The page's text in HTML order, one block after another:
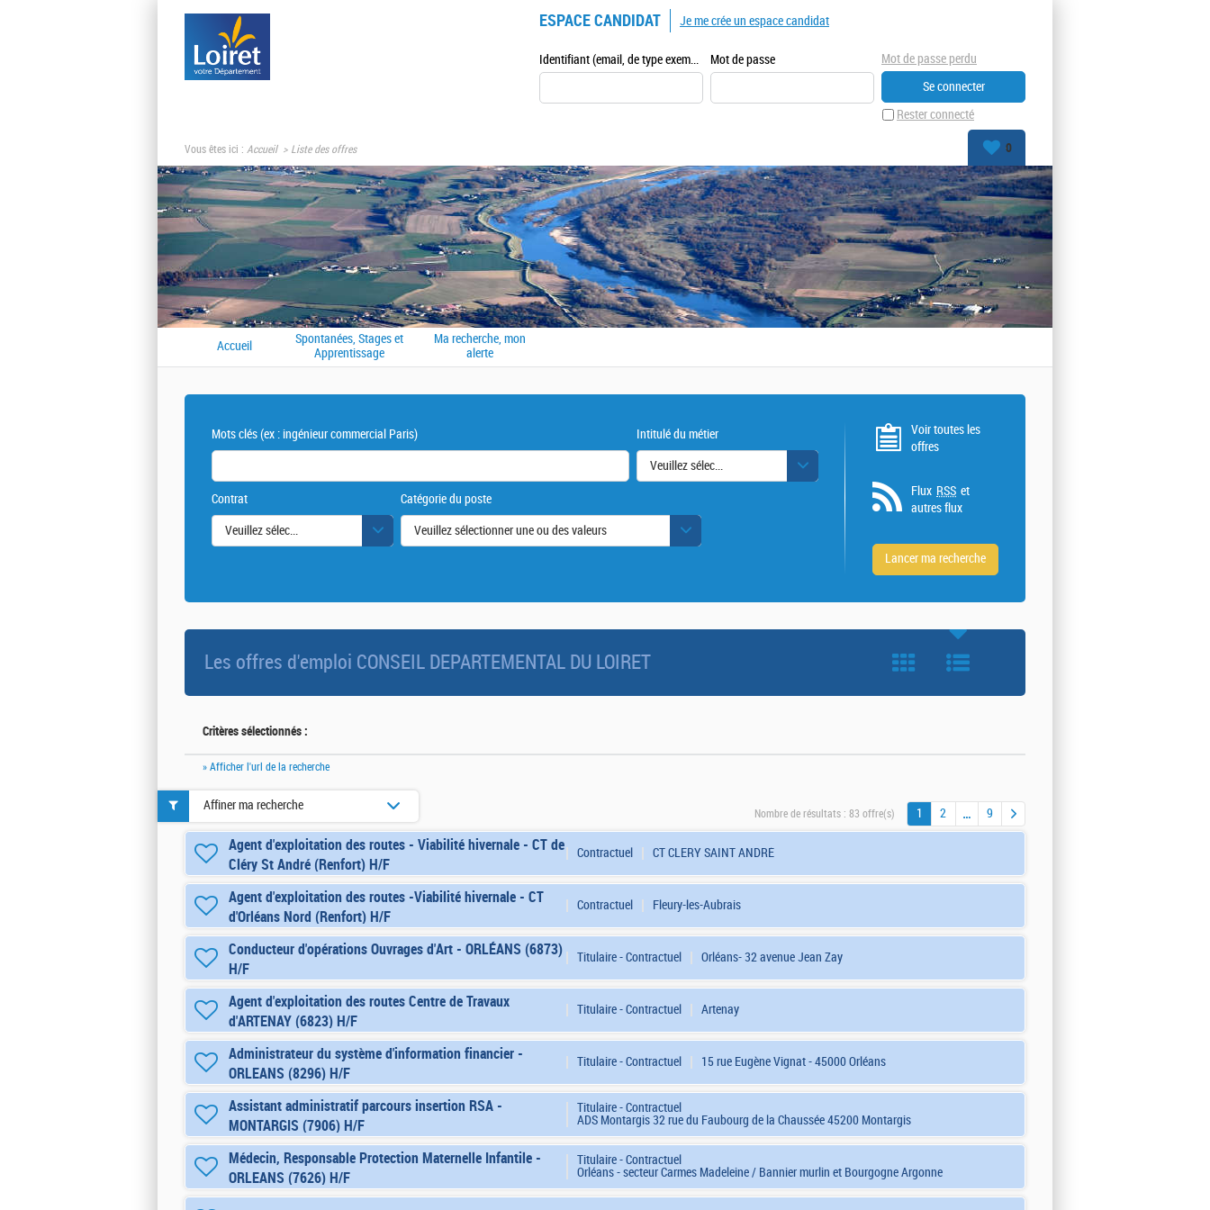
ESPACE CANDIDAT
Identifiant (email, de type exemple@exemple.fr) Mot de passe
Rester connecté
Mot de passe perdu
Je me crée un espace candidat
Vous êtes ici : Accueil Liste des offres 0
Accueil
Spontanées, Stages et
Apprentissage
Ma recherche, mon
alerte
Mots clés(ex : ingénieur commercial Paris) Intitulé du métier
Veuillez sélectionner une ou des valeurs
Contrat
Veuillez sélectionner une ou des valeurs
Catégorie du poste
Veuillez sélectionner une ou des valeurs
Voir toutes les
offres
Flux RSS et
autres flux
Les offres d'emploi CONSEIL DEPARTEMENTAL DU LOIRET
Critères sélectionnés :
» Afficher l'url de la recherche
Nombre de résultats : 83 offre(s) 1 2 9
Agent d'exploitation des routes - Viabilité hivernale - CT de
Cléry St André (Renfort) H/F
Contractuel CT CLERY SAINT ANDRÉ
Agent d'exploitation des routes -Viabilité hivernale - CT
d'Orléans Nord (Renfort) H/F
Contractuel Fleury-les-Aubrais
Conducteur d'opérations Ouvrages d'Art - ORLÉANS (6873)
H/F
Titulaire - Contractuel Orléans- 32 avenue Jean Zay
Agent d'exploitation des routes Centre de Travaux
d'ARTENAY (6823) H/F
Titulaire - Contractuel Artenay
Administrateur du système d'information financier -
ORLEANS (8296) H/F
Titulaire - Contractuel 15 rue Eugène Vignat - 45000 Orléans
Assistant administratif parcours insertion RSA -
MONTARGIS (7906) H/F
Titulaire - Contractuel
ADS Montargis 32 rue du Faubourg de la Chaussée 45200 Montargis
Médecin, Responsable Protection Maternelle Infantile -
ORLEANS (7626) H/F
Titulaire - Contractuel
Orléans - secteur Carmes Madeleine / Bannier murlin et Bourgogne Argonne
Affiner ma recherche